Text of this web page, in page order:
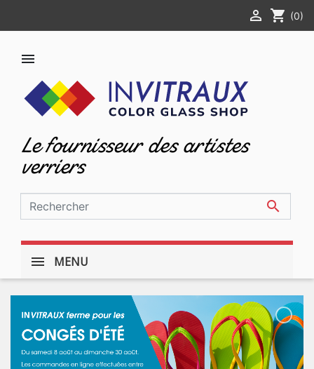
 shopping_cart (0)

Le fournisseur des artistes
verriers

MENU